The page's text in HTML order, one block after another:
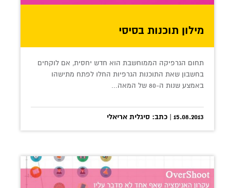
מילון תוכנות בסיסי
תחום הגרפיקה הממוחשבת הוא חדש יחסית, אם לוקחים
בחשבון שאת התוכנות הגרפיות החלו לפתח מתישהו
באמצע שנות ה-80 של המאה...
15.08.2013 | כתב: סיגלית אריאלי